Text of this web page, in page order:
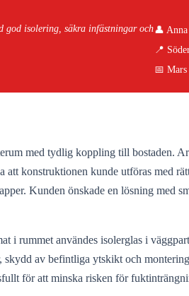
god isolering, säkra infästningar och👤
📍
📅 Mars
med tydlig koppling till bostaden.
att konstruktionen kunde utföras med
Kunden önskade en lösning med
i rummet användes isolerglas i
skydd av befintliga ytskikt och
för att minska risken för